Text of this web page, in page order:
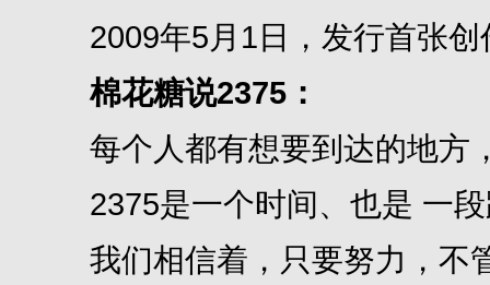
2009年5月1日，发行首张创
棉花糖说2375：
每个人都有想要到达的地方
2375是一个时间、也是 一段
我们相信着，只要努力，不